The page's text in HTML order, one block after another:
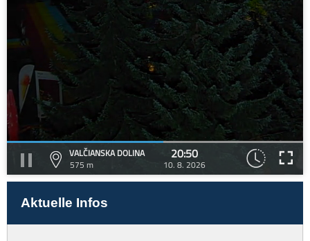
VALČIANSKA DOLINA
575 m
20:50
10. 8. 2026
Aktuelle Infos